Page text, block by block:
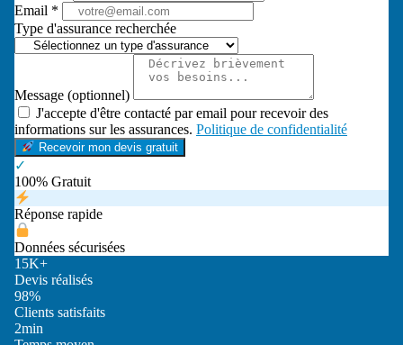
Email *
Type d'assurance recherchée
Message (optionnel)
J'accepte d'être contacté par email pour recevoir des
informations sur les assurances. Politique de confidentialité
Recevoir mon devis gratuit
✓
100% Gratuit
Réponse rapide
Données sécurisées
15K+
Devis réalisés
98%
Clients satisfaits
2min